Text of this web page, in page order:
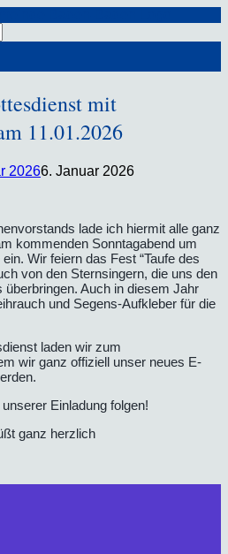
mit
11.01.2026
20266. Januar 2026
lade ich hiermit alle ganz
kommenden Sonntagabend um
Wir feiern das Fest “Taufe des
von den Sternsingern, die uns den
überbringen. Auch in diesem Jahr
und Segens-Aufkleber für die
laden wir zum
wir ganz offiziell unser neues E-
Einladung folgen!
ganz herzlich